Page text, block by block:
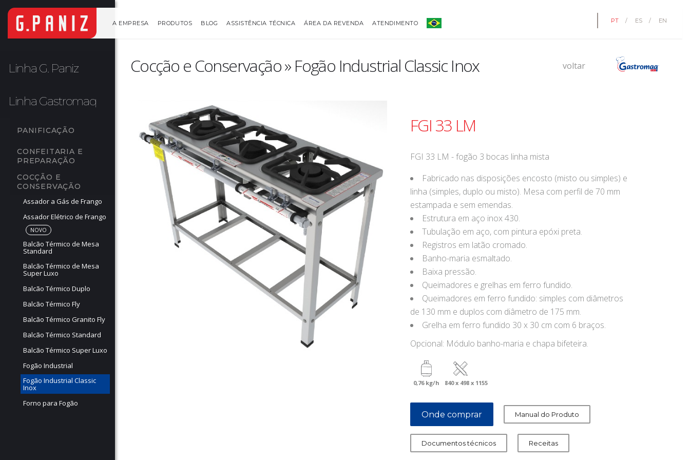
A EMPRESA PRODUTOS BLOG ASSISTÊNCIA TÉCNICA ÁREA DA REVENDA ATENDIMENTO PT / ES / EN
Linha G. Paniz
Linha Gastromaq
PANIFICAÇÃO
CONFEITARIA E
PREPARAÇÃO
COCÇÃO E
CONSERVAÇÃO
Assador a Gás de Frango
Assador Elétrico de Frango
NOVO
Balcão Térmico de Mesa
Standard
Balcão Térmico de Mesa
Super Luxo
Balcão Térmico Duplo
Balcão Térmico Fly
Balcão Térmico Granito Fly
Balcão Térmico Standard
Balcão Térmico Super Luxo
Fogão Industrial
Fogão Industrial Classic
Inox
Forno para Fogão
Cocção e Conservação » Fogão Industrial Classic Inox voltar
FGI 33 LM
FGI 33 LM - fogão 3 bocas linha mista
Fabricado nas disposições encosto (misto ou simples) e
linha (simples, duplo ou misto). Mesa com perfil de 70 mm
estampada e sem emendas.
Estrutura em aço inox 430.
Tubulação em aço, com pintura epóxi preta.
Registros em latão cromado.
Banho-maria esmaltado.
Baixa pressão.
Queimadores e grelhas em ferro fundido.
Queimadores em ferro fundido: simples com diâmetros
de 130 mm e duplos com diâmetro de 175 mm.
Grelha em ferro fundido 30 x 30 cm com 6 braços.
Opcional: Módulo banho-maria e chapa bifeteira.
0,76 kg/h 840 x 498 x 1155
Onde comprar Manual do Produto
Documentos técnicos Receitas